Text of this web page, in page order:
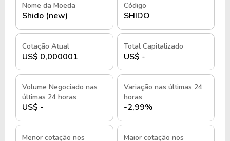
Nome da Moeda
Shido (new)
Código
SHIDO
Cotação Atual
US$ 0,000001
Total Capitalizado
US$ -
Volume Negociado nas
últimas 24 horas
US$ -
Variação nas últimas 24
horas
-2,99%
Menor cotação nos
Maior cotação nos